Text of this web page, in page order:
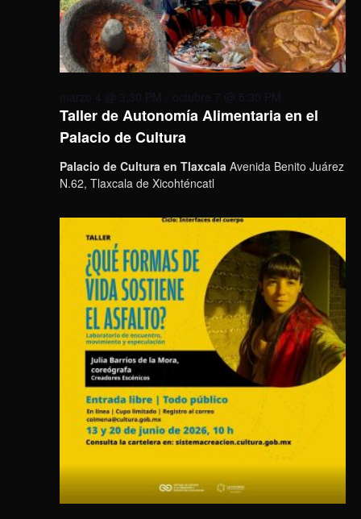
Taller de Autonomía Alimentaria en el
Palacio de Cultura
marzo 4 @ 3:30 PM - octubre 7 @ 5:30 PM
Palacio de Cultura en Tlaxcala Avenida Benito Juárez
N.62, Tlaxcala de Xicohténcatl